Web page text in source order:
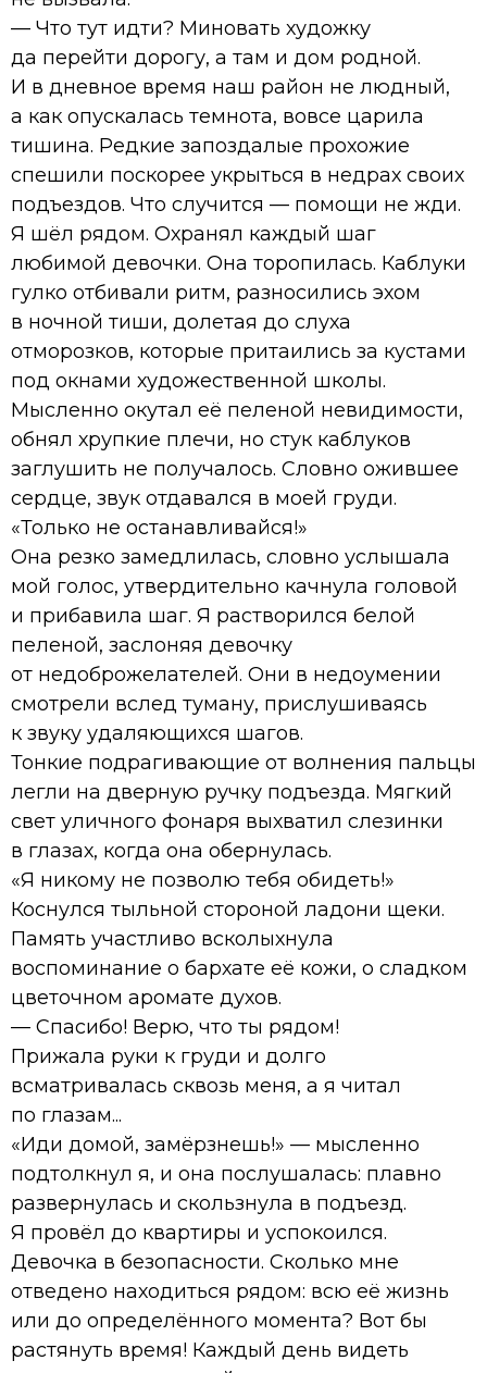
— Что тут идти? Миновать художку
да перейти дорогу, а там и дом родной.
И в дневное время наш район не людный,
а как опускалась темнота, вовсе царила
тишина. Редкие запоздалые прохожие
спешили поскорее укрыться в недрах своих
подъездов. Что случится — помощи не жди.
Я шёл рядом. Охранял каждый шаг
любимой девочки. Она торопилась. Каблуки
гулко отбивали ритм, разносились эхом
в ночной тиши, долетая до слуха
отморозков, которые притаились за кустами
под окнами художественной школы.
Мысленно окутал её пеленой невидимости,
обнял хрупкие плечи, но стук каблуков
заглушить не получалось. Словно ожившее
сердце, звук отдавался в моей груди.
«Только не останавливайся!»
Она резко замедлилась, словно услышала
мой голос, утвердительно качнула головой
и прибавила шаг. Я растворился белой
пеленой, заслоняя девочку
от недоброжелателей. Они в недоумении
смотрели вслед туману, прислушиваясь
к звуку удаляющихся шагов.
Тонкие подрагивающие от волнения пальцы
легли на дверную ручку подъезда. Мягкий
свет уличного фонаря выхватил слезинки
в глазах, когда она обернулась.
«Я никому не позволю тебя обидеть!»
Коснулся тыльной стороной ладони щеки.
Память участливо всколыхнула
воспоминание о бархате её кожи, о сладком
цветочном аромате духов.
— Спасибо! Верю, что ты рядом!
Прижала руки к груди и долго
всматривалась сквозь меня, а я читал
по глазам...
«Иди домой, замёрзнешь!» — мысленно
подтолкнул я, и она послушалась: плавно
развернулась и скользнула в подъезд.
Я провёл до квартиры и успокоился.
Девочка в безопасности. Сколько мне
отведено находиться рядом: всю её жизнь
или до определённого момента? Вот бы
растянуть время! Каждый день видеть